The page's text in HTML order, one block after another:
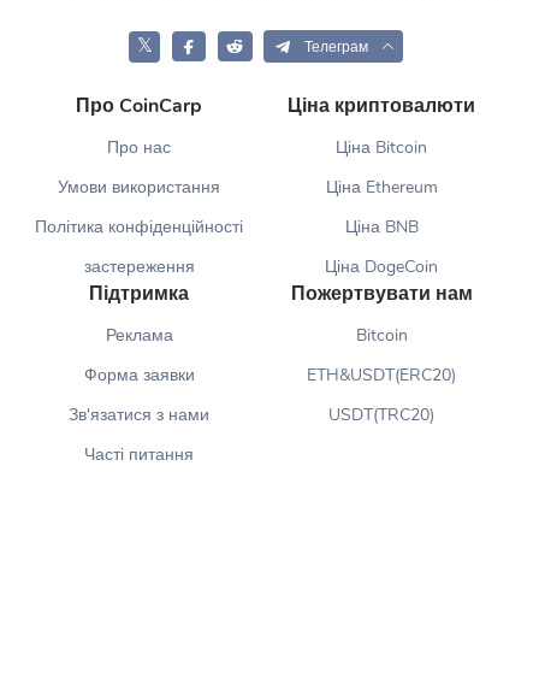
𝕏 Телеграм
Про CoinCarp
Про нас
Умови використання
Політика конфіденційності
застереження
Ціна криптовалюти
Ціна Bitcoin
Ціна Ethereum
Ціна BNB
Ціна DogeCoin
Підтримка
Реклама
Форма заявки
Зв'язатися з нами
Часті питання
Пожертвувати нам
Bitcoin
ETH&USDT(ERC20)
USDT(TRC20)